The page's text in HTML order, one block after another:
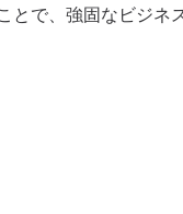
とで、強固なビジネ